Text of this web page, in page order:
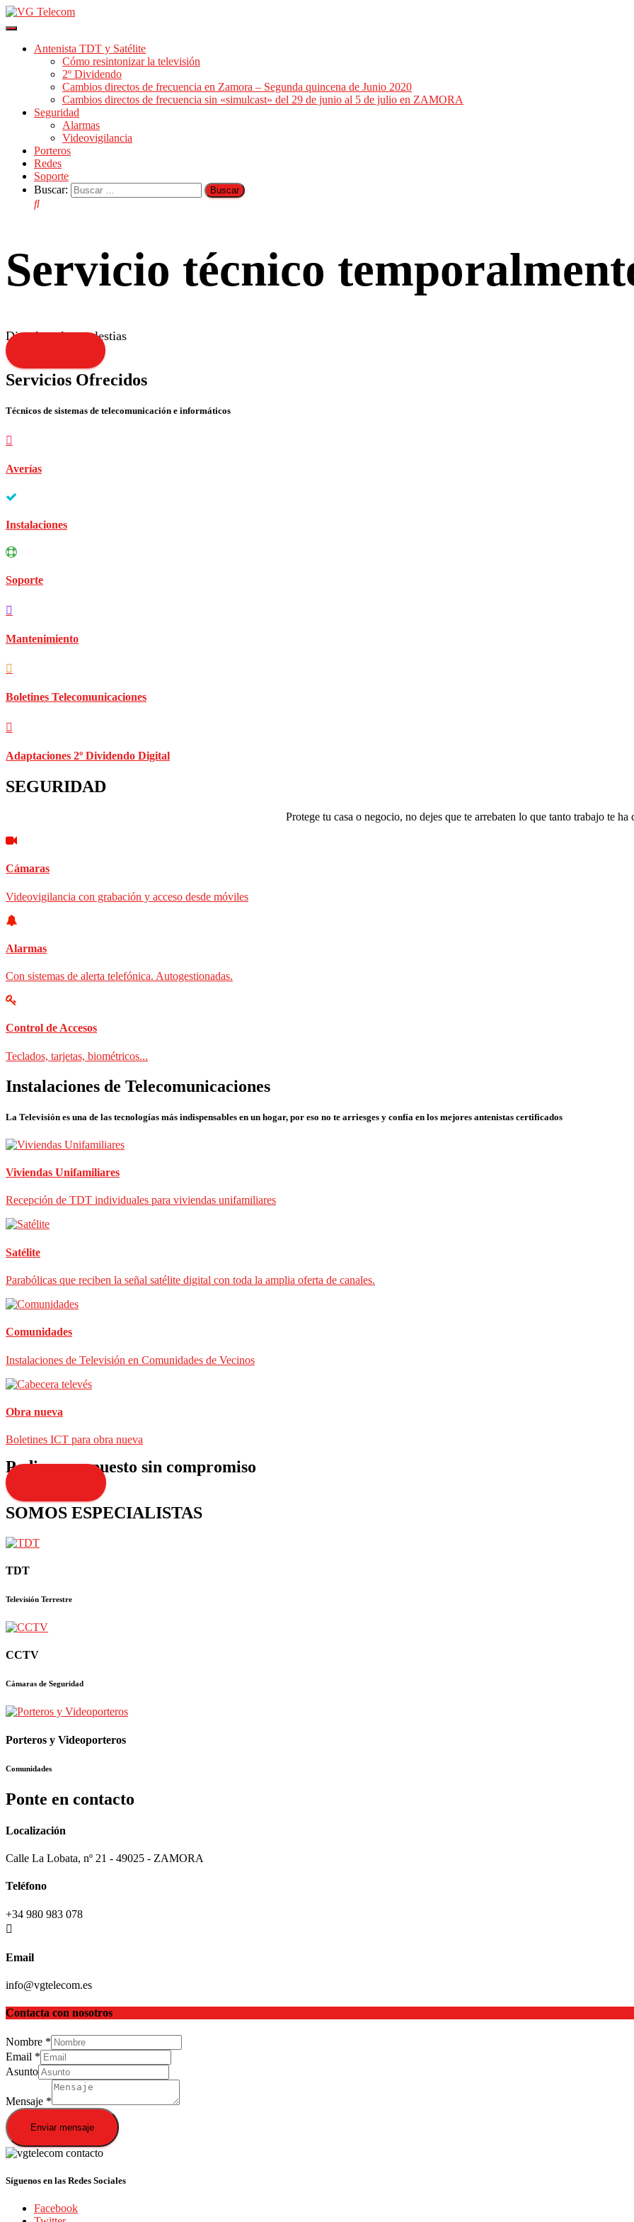
Cambiar
navegación
Antenista TDT y Satélite
Cómo resintonizar la televisión
2º Dividendo
Cambios directos de frecuencia en Zamora – Segunda quincena de Junio 2020
Cambios directos de frecuencia sin «simulcast» del 29 de junio al 5 de julio en ZAMORA
Seguridad
Alarmas
Videovigilancia
Porteros
Redes
Soporte
Buscar:
Servicio técnico
Disculpen las molestias
Servicios Ofrecidos
Técnicos de sistemas de telecomunicación e informáticos
Averías
Instalaciones
Soporte
Mantenimiento
Boletines Telecomunicaciones
Adaptaciones 2º Dividendo Digital
SEGURIDAD
Protege tu casa o negocio, no dejes que te arrebaten lo que tanto trabajo te ha
Cámaras
Videovigilancia con grabación y acceso desde móviles
Alarmas
Con sistemas de alerta telefónica. Autogestionadas.
Control de Accesos
Teclados, tarjetas, biométricos...
Instalaciones de Telecomunicaciones
La Televisión es una de las tecnologías más indispensables en un hogar, por eso no te arriesges y confía en los mejores antenistas certificados
Viviendas Unifamiliares
Recepción de TDT individuales para viviendas unifamiliares
Satélite
Parabólicas que reciben la señal satélite digital con toda la amplia oferta de canales.
Comunidades
Instalaciones de Televisión en Comunidades de Vecinos
Obra nueva
Boletines ICT para obra nueva
Pedir presupuesto sin compromiso
SOMOS ESPECIALISTAS
TDT
Televisión Terrestre
CCTV
Cámaras de Seguridad
Porteros y Videoporteros
Comunidades
Ponte en contacto
Localización
Calle La Lobata, nº 21 - 49025 - ZAMORA
Teléfono
+34 980 983 078
Email
info@vgtelecom.es
Contacta con nosotros
Nombre *
Email *
Asunto
Mensaje *
Enviar mensaje
Síguenos en las Redes Sociales
Facebook